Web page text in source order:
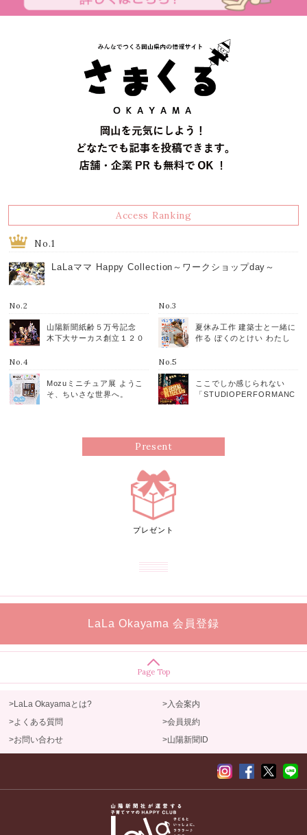
Access Ranking
No.1
LaLaママ Happy Collection～ワークショップday～
No.2
山陽新聞紙齢５万号記念
木下大サーカス創立１２０
日 岡山ドーム東隣特設会
場
No.3
夏休み工作 建築士と一緒に
作る ぼくのとけい わたし
No.4
Mozuミニチュア展 ようこ
そ、ちいさな世界へ。
No.5
ここでしか感じられない
「STUDIOPERFORMANC
Present
プレゼント
LaLa Okayama 会員登録
Page Top
>LaLa Okayamaとは?
>入会案内
>よくある質問
>会員規約
>お問い合わせ
>山陽新聞ID